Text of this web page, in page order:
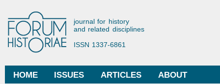
Forum Historiae
journal for history
and related disciplines
ISSN 1337-6861
Main menu
HOME ISSUES ARTICLES ABOUT